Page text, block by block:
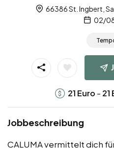
66386 St. Ingbert,
02/
21 Euro - 21
Jobbeschreibung
CALUMA vermittelt dich